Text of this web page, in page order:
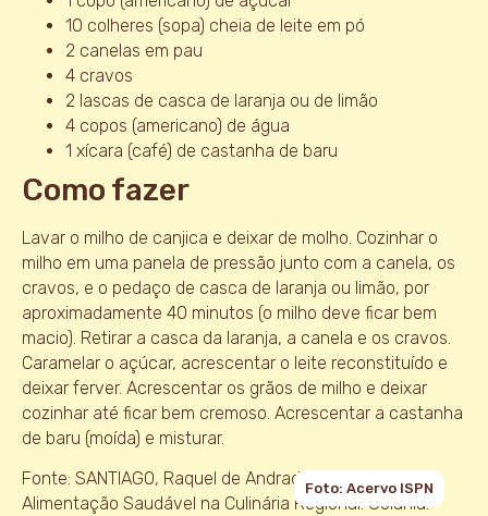
10 colheres (sopa) cheia de leite em pó
2 canelas em pau
4 cravos
2 lascas de casca de laranja ou de limão
4 copos (americano) de água
1 xícara (café) de castanha de baru
Como fazer
Lavar o milho de canjica e deixar de molho. Cozinhar o
milho em uma panela de pressão junto com a canela, os
cravos, e o pedaço de casca de laranja ou limão, por
aproximadamente 40 minutos (o milho deve ficar bem
macio). Retirar a casca da laranja, a canela e os cravos.
Caramelar o açúcar, acrescentar o leite reconstituído e
deixar ferver. Acrescentar os grãos de milho e deixar
cozinhar até ficar bem cremoso. Acrescentar a castanha
de baru (moída) e misturar.
Fonte: SANTIAGO, Raquel de Andrade Cardoso et al.
Alimentação Saudável na Culinária Regional. Goiânia:
Foto: Acervo ISPN